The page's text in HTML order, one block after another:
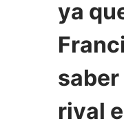
ya
saber
rival